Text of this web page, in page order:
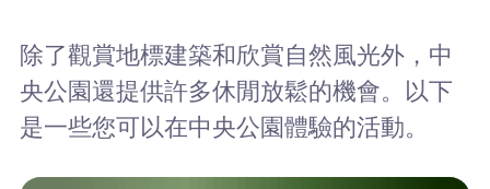
除了觀賞地標建築和欣賞自然風光外，中
央公園還提供許多休閒放鬆的機會。以下
是一些您可以在中央公園體驗的活動。